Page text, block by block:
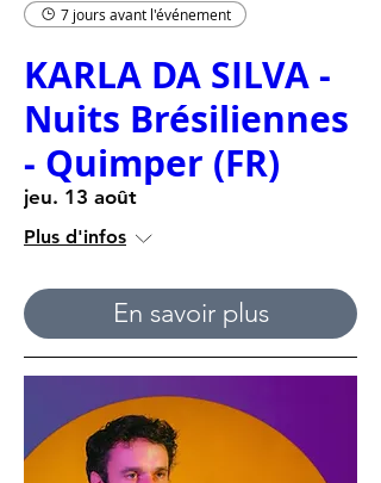
7 jours avant l'événement
KARLA DA SILVA -
Nuits Brésiliennes
- Quimper (FR)
jeu. 13 août
Plus d'infos
En savoir plus